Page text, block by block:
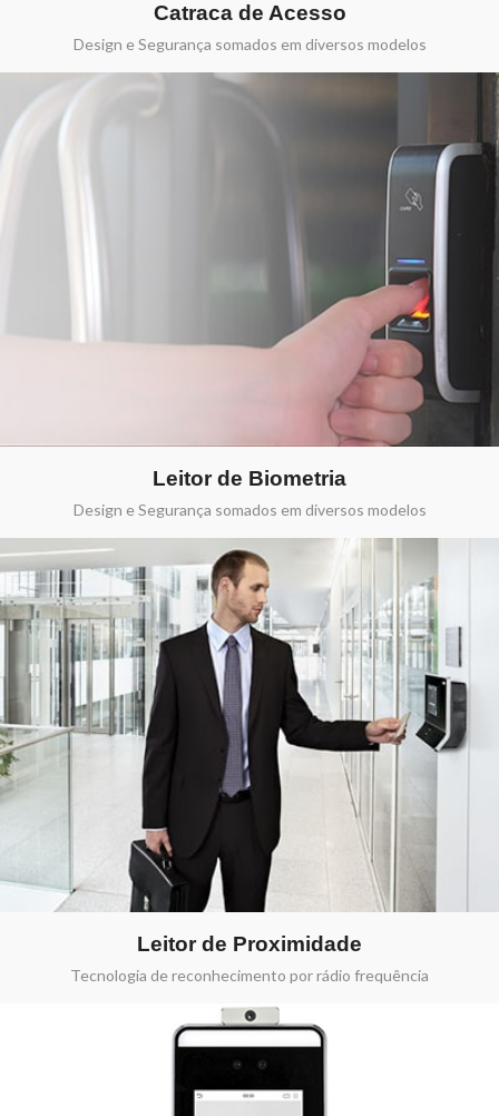
Catraca de Acesso
Design e Segurança somados em diversos modelos
Leitor de Biometria
Design e Segurança somados em diversos modelos
Leitor de Proximidade
Tecnologia de reconhecimento por rádio frequência